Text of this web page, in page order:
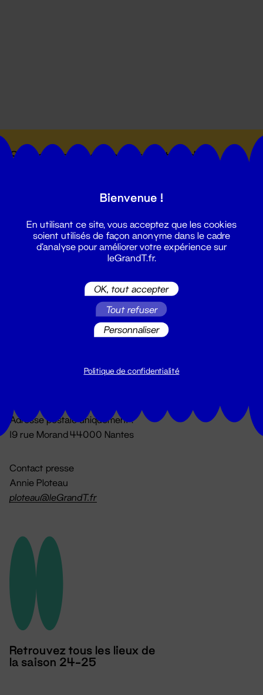
Suivez toutes les actualités du
Du lundi au vendredi 14h → 18h
Adresse postale uniquement :
19 rue Morand 44000 Nantes
Contact presse
Annie Ploteau
ploteau@leGrandT.fr
Retrouvez tous les lieux de
la saison 24-25
Bienvenue !
En utilisant ce site, vous acceptez que les cookies
soient utilisés de façon anonyme dans le cadre
d'analyse pour améliorer votre expérience sur
leGrandT.fr.
OK, tout accepter
Tout refuser
Personnaliser
Politique de confidentialité